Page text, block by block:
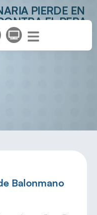
PIERDE EN
EL BERA
A LA COPA
Balonmano